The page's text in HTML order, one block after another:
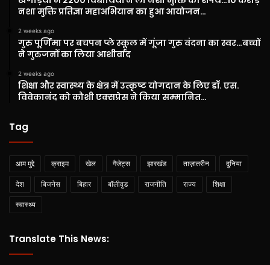
नशा मुक्ति प्रतिज्ञा महाअभियान का हुआ आयोजन…
2 weeks ago
गुरु पूर्णिमा पर बचपन प्ले स्कूल में गूंजा गुरु वंदना का स्वर…बच्चों
ने गुरुजनों का लिया आशीर्वाद
2 weeks ago
शिक्षा और स्वास्थ्य के क्षेत्र में उत्कृष्ट योगदान के लिए डॉ. एस.
विवेकानंद को कौशी एक्सप्रेस ने किया सम्मानित…
Tag
आम मुद्दे क्राइम खेल गैजेट्स झारखंड ताज़ातरीन दुनिया
देश बिजनेस बिहार बॉलीवुड राजनीति राज्य शिक्षा
स्वास्थ्य
Translate This News: